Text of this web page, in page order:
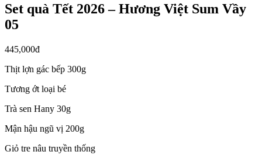
Set quà Tết 2026 – Hương Việt Sum Vầy
05
445,000đ
Thịt lợn gác bếp 300g
Tương ớt loại bé
Trà sen Hany 30g
Mận hậu ngũ vị 200g
Giỏ tre nâu truyền thống